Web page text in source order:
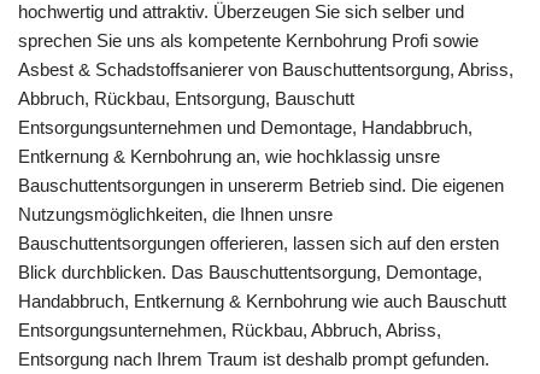
hochwertig und attraktiv. Überzeugen Sie sich selber und
sprechen Sie uns als kompetente Kernbohrung Profi sowie
Asbest & Schadstoffsanierer von Bauschuttentsorgung, Abriss,
Abbruch, Rückbau, Entsorgung, Bauschutt
Entsorgungsunternehmen und Demontage, Handabbruch,
Entkernung & Kernbohrung an, wie hochklassig unsre
Bauschuttentsorgungen in unsererm Betrieb sind. Die eigenen
Nutzungsmöglichkeiten, die Ihnen unsre
Bauschuttentsorgungen offerieren, lassen sich auf den ersten
Blick durchblicken. Das Bauschuttentsorgung, Demontage,
Handabbruch, Entkernung & Kernbohrung wie auch Bauschutt
Entsorgungsunternehmen, Rückbau, Abbruch, Abriss,
Entsorgung nach Ihrem Traum ist deshalb prompt gefunden.